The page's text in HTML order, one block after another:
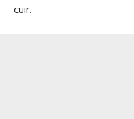
cuir.